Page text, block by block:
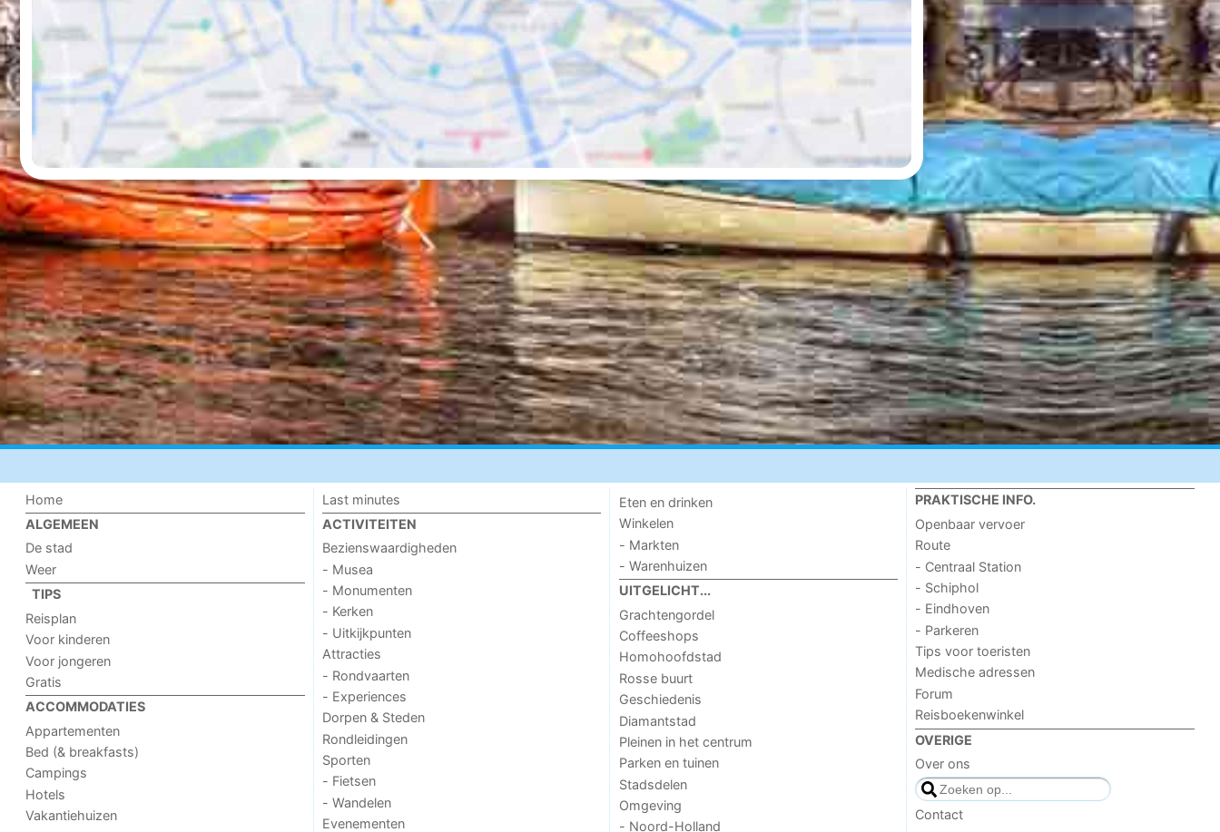
Home
ALGEMEEN
De stad
Weer
TIPS
Reisplan
Voor kinderen
Voor jongeren
Gratis
ACCOMMODATIES
Appartementen
Bed (& breakfasts)
Campings
Hotels
Vakantiehuizen
Last minutes
ACTIVITEITEN
Bezienswaardigheden
- Musea
- Monumenten
- Kerken
- Uitkijkpunten
Attracties
- Rondvaarten
- Experiences
Dorpen & Steden
Rondleidingen
Sporten
- Fietsen
- Wandelen
Evenementen
Eten en drinken
Winkelen
- Markten
- Warenhuizen
UITGELICHT...
Grachtengordel
Coffeeshops
Homohoofdstad
Rosse buurt
Geschiedenis
Diamantstad
Pleinen in het centrum
Parken en tuinen
Stadsdelen
Omgeving
- Noord-Holland
PRAKTISCHE INFO.
Openbaar vervoer
Route
- Centraal Station
- Schiphol
- Eindhoven
- Parkeren
Tips voor toeristen
Medische adressen
Forum
Reisboekenwinkel
OVERIGE
Over ons
Contact